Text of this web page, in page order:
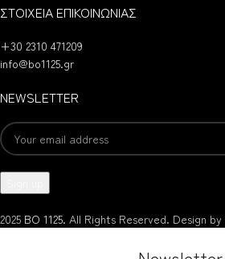
ΣΤΟΙΧΕΙΑ ΕΠΙΚΟΙΝΩΝΙΑΣ
+30 2310 471209
info@bo1125.gr
NEWSLETTER
2025 BO 1125. All Rights Reserved. Design by